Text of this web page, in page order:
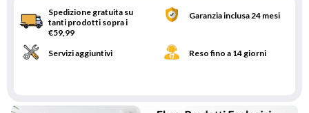
Spedizione gratuita su
tanti prodotti sopra i
€59,99
Garanzia inclusa 24 mesi
Servizi aggiuntivi Reso fino a 14 giorni